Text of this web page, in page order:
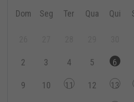
Dom
Seg Ter Qua Qui
2 3 4 5 6
9 10 11 12 13